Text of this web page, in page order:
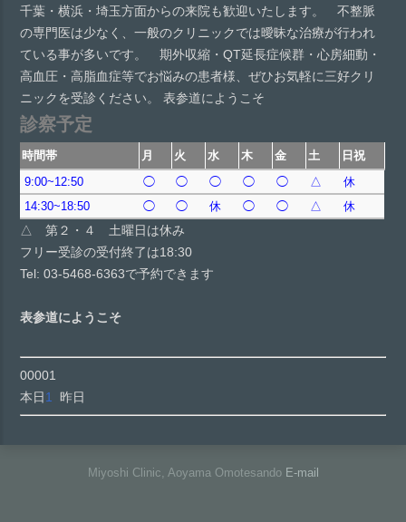
千葉・横浜・埼玉方面からの来院も歓迎いたします。 不整脈
の専門医は少なく、一般のクリニックでは曖昧な治療が行われ
ている事が多いです。 期外収縮・QT延長症候群・心房細動・
高血圧・高脂血症等でお悩みの患者様、ぜひお気軽に三好クリ
ニックを受診ください。 表参道にようこそ
診察予定
時間帯 月 火 水 木 金 土
日祝
9:00~12:50
◯ ◯ ◯ ◯ ◯ △
休
14:30~18:50
◯ ◯ 休 ◯ ◯ △ 休
△ 第２・４ 土曜日は休み
フリー受診の受付終了は18:30
Tel: 03-5468-6363で予約できます
表参道にようこそ
00001
本日1 昨日
Miyoshi Clinic, Aoyama Omotesando E-mail